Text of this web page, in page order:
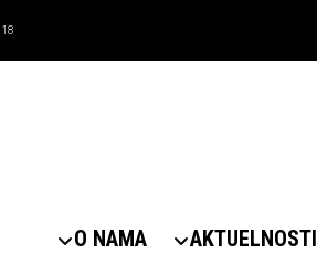
O NAMA AKTUELNOSTI